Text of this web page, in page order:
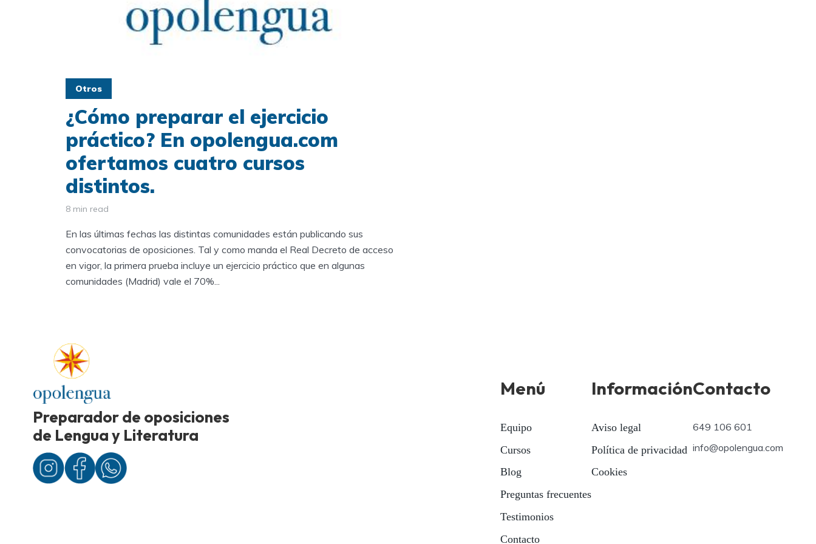
Otros
¿Cómo preparar el ejercicio
práctico? En opolengua.com
ofertamos cuatro cursos
distintos.
8 min read
En las últimas fechas las distintas comunidades están publicando sus
convocatorias de oposiciones. Tal y como manda el Real Decreto de acceso
en vigor, la primera prueba incluye un ejercicio práctico que en algunas
comunidades (Madrid) vale el 70%...
Preparador de oposiciones
de Lengua y Literatura
Menú
Equipo
Cursos
Blog
Preguntas frecuentes
Testimonios
Contacto
Información
Aviso legal
Política de privacidad
Cookies
Contacto
649 106 601
info@opolengua.com